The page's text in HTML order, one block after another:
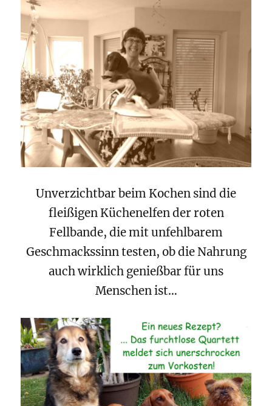
Unverzichtbar beim Kochen sind die
fleißigen Küchenelfen der roten
Fellbande, die mit unfehlbarem
Geschmackssinn testen, ob die Nahrung
auch wirklich genießbar für uns
Menschen ist…